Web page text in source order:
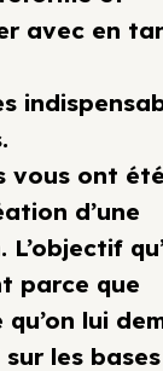
avec en
vous ont
d’une
parce que
lui
les